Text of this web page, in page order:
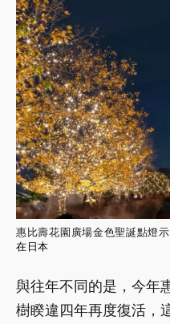
惠比壽花園廣場金色聖誕點燈示
在日本
與往年不同的是，今年
樹睽違四年再度復活，